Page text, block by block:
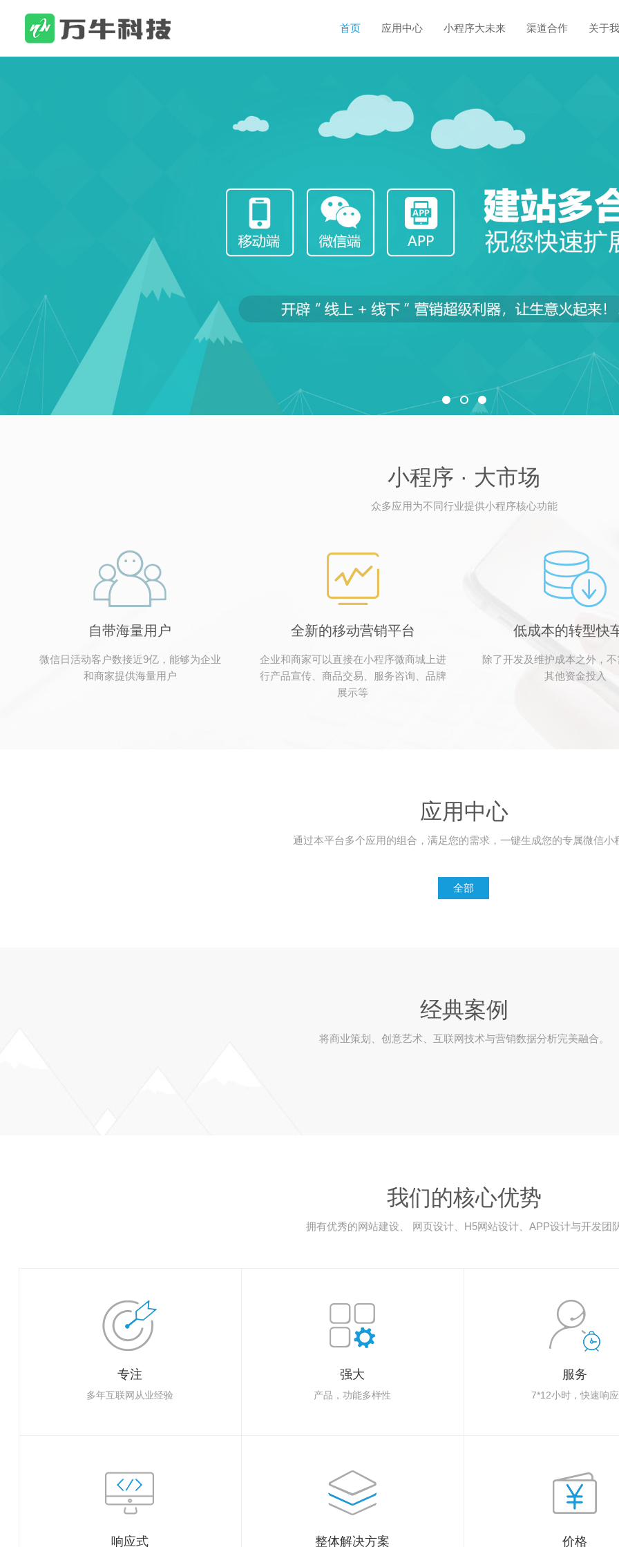
首页 应用中心 小程序大未来 渠道合作 关于
小程序 · 大市场
众多应用为不同行业提供小程序核心功能
自带海量用户
微信日活动客户数接近9亿，能够为企业
和商家提供海量用户
全新的移动营销平台
企业和商家可以直接在小程序微商城上进
行产品宣传、商品交易、服务咨询、品牌
展示等
低成本的转型快
除了开发及维护成本之外，
其他资金投入
应用中心
通过本平台多个应用的组合，满足您的需求，一键生成您的专属微信小
全部
经典案例
将商业策划、创意艺术、互联网技术与营销数据分析完美融合。
我们的核心优势
拥有优秀的网站建设、 网页设计、H5网站设计、APP设计与开发团
专注
多年互联网从业经验
强大
产品，功能多样性
服务
7*12小时，快速响应
响应式 整体解决方案 价格